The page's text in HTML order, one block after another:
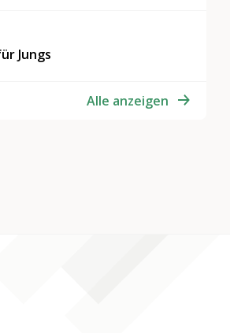
Jungs
Alle anzeigen